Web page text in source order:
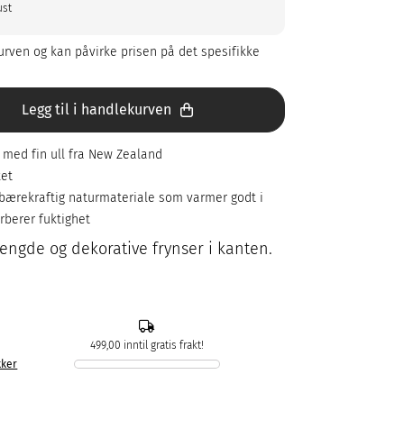
og kan påvirke prisen på det spesifikke
Legg til i handlekurven
fin ull fra New Zealand
naturmateriale som varmer godt i
fuktighet
og dekorative frynser i kanten.
499,00 inntil gratis frakt!